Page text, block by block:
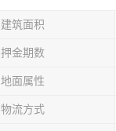
建筑面积
押金期数
地面属性
物流方式